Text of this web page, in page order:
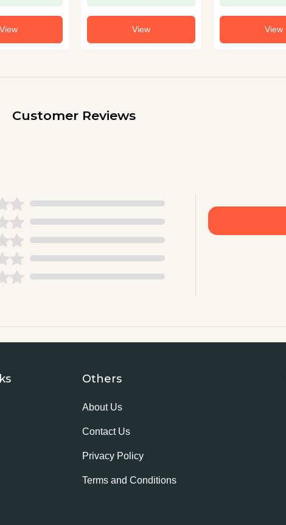
View View View
Customer Reviews
Others
About Us
Contact Us
Privacy Policy
Terms and Conditions